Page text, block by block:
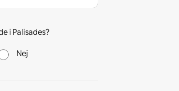
i Palisades?
Nej